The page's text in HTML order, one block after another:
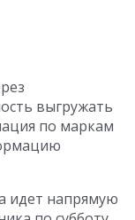
выгружать
по маркам
идет напрямую